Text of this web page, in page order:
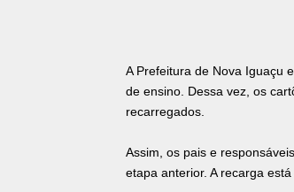
A Prefeitura de Nova Iguaçu
de ensino. Dessa vez, os
recarregados.
Assim, os pais e
etapa anterior. A recarga